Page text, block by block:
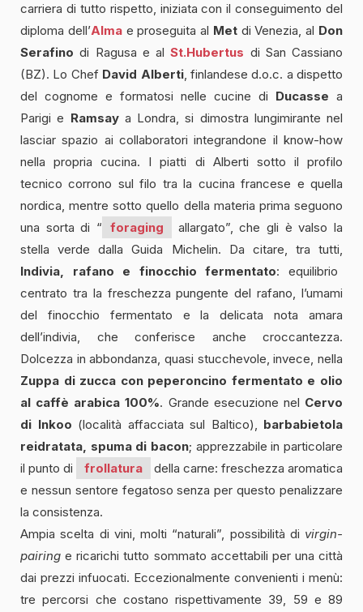
carriera di tutto rispetto, iniziata con il conseguimento del
diploma dell’Almae proseguita al Metdi Venezia, al Don
Serafino di Ragusa e alSt.Hubertus di San Cassiano
(BZ). Lo Chef David Alberti, finlandese d.o.c. a dispetto
del cognome e formatosi nelle cucine di Ducasse a
Parigi e Ramsaya Londra, si dimostra lungimirante nel
lasciar spazio ai collaboratori integrandone il know-how
nella propria cucina. I piatti di Alberti sotto il profilo
tecnico corrono sul filo tra la cucina francese e quella
nordica, mentre sotto quello della materia prima seguono
una sorta di “ foraging
allargato”, che gli è valso la
stella verde dalla Guida Michelin. Da citare, tra tutti,
Indivia, rafano e finocchio fermentato: equilibrio
centrato tra la freschezza pungente del rafano, l’umami
del finocchio fermentato e la delicata nota amara
dell’indivia, che conferisce anche croccantezza.
Dolcezza in abbondanza, quasi stucchevole, invece, nella
Zuppa di zucca con peperoncino fermentato e olio
al caffè arabica 100%. Grande esecuzione nel Cervo
di Inkoo (località affacciata sul Baltico), barbabietola
reidratata, spuma di bacon; apprezzabile in particolare
il punto di
frollatura
della carne: freschezza aromatica
e nessun sentore fegatoso senza per questo penalizzare
la consistenza.
Ampia scelta di vini, molti “naturali”, possibilità di virgin-
pairing e ricarichi tutto sommato accettabili per una città
dai prezzi infuocati. Eccezionalmente convenienti i menù:
tre percorsi che costano rispettivamente 39, 59 e 89